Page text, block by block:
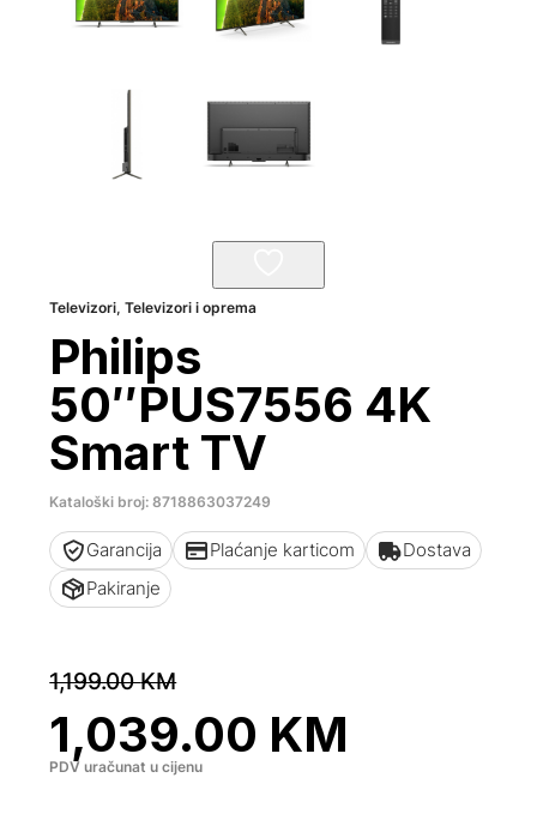
Televizori,Televizori i oprema
Philips
50″PUS7556 4K
Smart TV
Kataloški broj: 8718863037249
Garancija Plaćanje karticom
Dostava
Pakiranje
1,199.00KM
1,039.00 KM
PDV uračunat u cijenu